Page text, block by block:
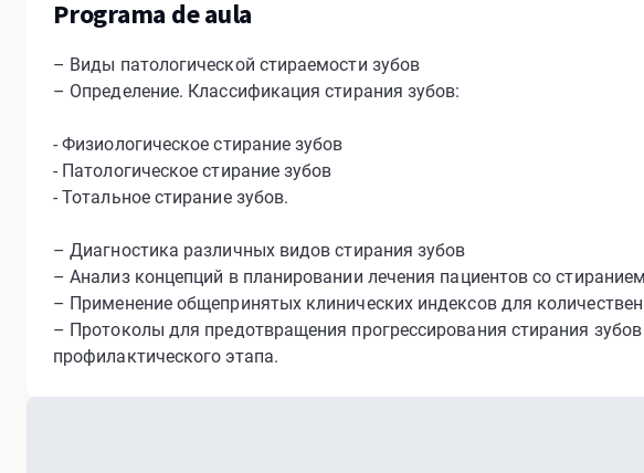
Programa de aula
– Виды патологической стираемости зубов
– Определение. Классификация стирания зубов:
- Физиологическое стирание зубов
- Патологическое стирание зубов
- Тотальное стирание зубов.
– Диагностика различных видов стирания зубов
– Анализ концепций в планировании лечения пациентов со
– Применение общепринятых клинических индексов для
– Протоколы для предотвращения прогрессирования стирания
профилактического этапа.